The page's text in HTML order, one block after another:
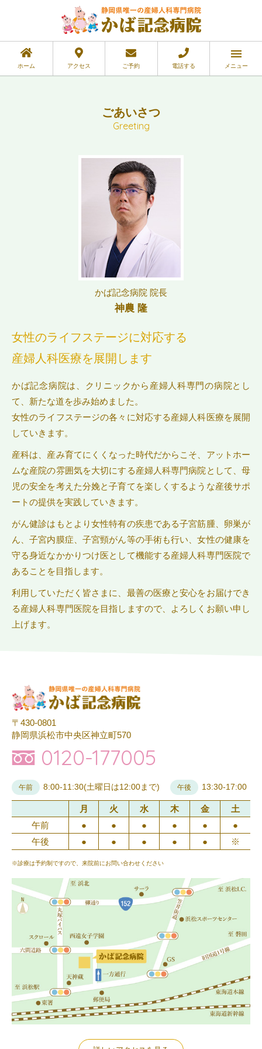
ホーム アクセス ご予約 電話する メニュー
ごあいさつ
Greeting
かば記念病院 院長
神農 隆
女性のライフステージに対応する
産婦人科医療を展開します
かば記念病院は、クリニックから産婦人科専門の病院とし
て、新たな道を歩み始めました。
女性のライフステージの各々に対応する産婦人科医療を展開
していきます。
産科は、産み育てにくくなった時代だからこそ、アットホー
ムな産院の雰囲気を大切にする産婦人科専門病院として、母
児の安全を考えた分娩と子育てを楽しくするような産後サポ
ートの提供を実践していきます。
がん健診はもとより女性特有の疾患である子宮筋腫、卵巣が
ん、子宮内膜症、子宮頸がん等の手術も行い、女性の健康を
守る身近なかかりつけ医として機能する産婦人科専門医院で
あることを目指します。
利用していただく皆さまに、最善の医療と安心をお届けでき
る産婦人科専門医院を目指しますので、よろしくお願い申し
上げます。
〒430-0801
静岡県浜松市中央区神立町570
0120-177005
午前 8:00-11:30(土曜日は12:00まで) 午後 13:30-17:00
月 火 水 木 金
土
午前
● ● ● ● ●
●
午後
● ● ● ● ● ※
※診療は予約制ですので、来院前にお問い合わせください